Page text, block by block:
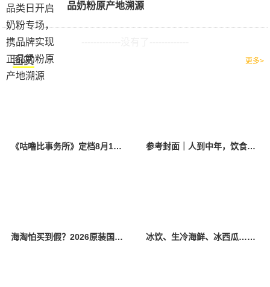
品奶粉原产地溯源
图赏 更多>
《咕噜比事务所》定档8月10日 聚焦儿童情绪教育助力健康成长 参考封面｜人到中年，饮食该如何调整？
海淘怕买到假？2026原装国产羊奶粉靠谱的正规品牌有哪些？ 冰饮、生冷海鲜、冰西瓜……泉州人夏季“标配”饮食极易引发胃肠炎